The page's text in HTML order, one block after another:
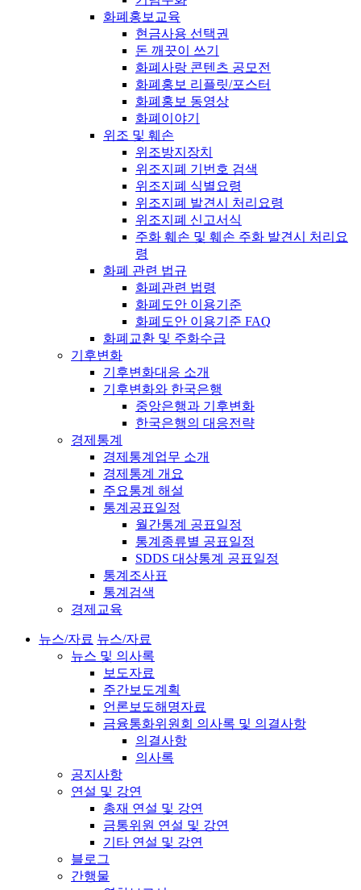
화폐홍보교육
현금사용 선택권
돈 깨끗이 쓰기
화폐사랑 콘텐츠 공모전
화폐홍보 리플릿/포스터
화폐홍보 동영상
화폐이야기
위조 및 훼손
위조방지장치
위조지폐 기번호 검색
위조지폐 식별요령
위조지폐 발견시 처리요령
위조지폐 신고서식
주화 훼손 및 훼손 주화 발견시 처리요
령
화폐 관련 법규
화폐관련 법령
화폐도안 이용기준
화폐도안 이용기준 FAQ
화폐교환 및 주화수급
기후변화
기후변화대응 소개
기후변화와 한국은행
중앙은행과 기후변화
한국은행의 대응전략
경제통계
경제통계업무 소개
경제통계 개요
주요통계 해설
통계공표일정
월간통계 공표일정
통계종류별 공표일정
SDDS 대상통계 공표일정
통계조사표
통계검색
경제교육
뉴스/자료 뉴스/자료
뉴스 및 의사록
보도자료
주간보도계획
언론보도해명자료
금융통화위원회 의사록 및 의결사항
의결사항
의사록
공지사항
연설 및 강연
총재 연설 및 강연
금통위원 연설 및 강연
기타 연설 및 강연
블로그
간행물